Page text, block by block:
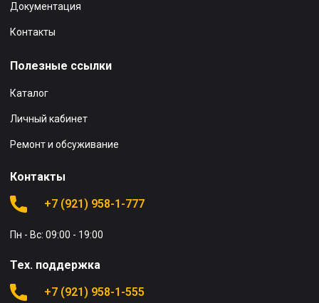
Документация
Контакты
Полезные ссылки
Каталог
Личный кабинет
Ремонт и обсуживание
Контакты
+7 (921) 958-1-777
Пн - Вс: 09:00 - 19:00
Тех. поддержка
+7 (921) 958-1-555